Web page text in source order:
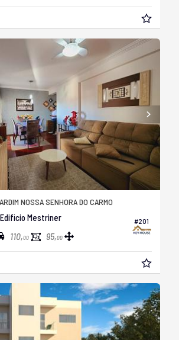
#201
NOSSA SENHORA DO CARMO
Mestriner
110,00 95,00